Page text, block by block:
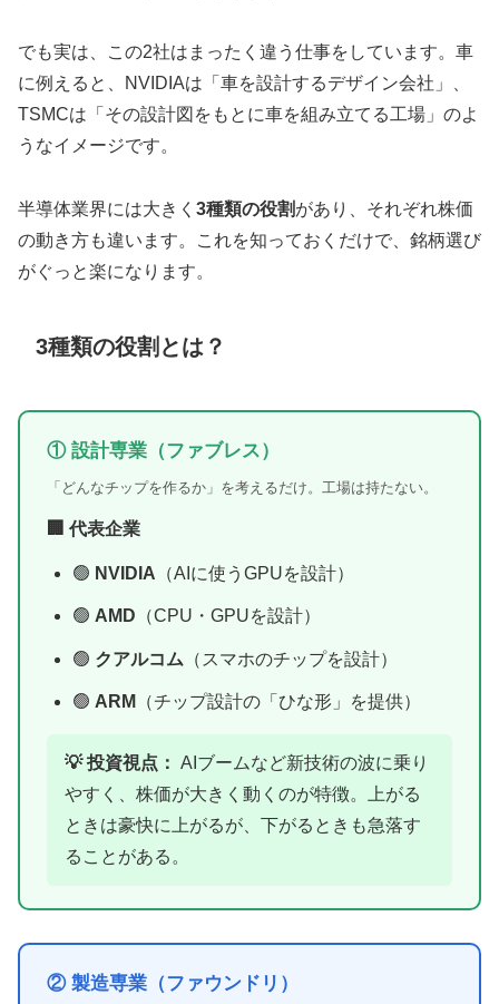
でも実は、この2社はまったく違う仕事をしています。車
に例えると、NVIDIAは「車を設計するデザイン会社」、
TSMCは「その設計図をもとに車を組み立てる工場」のよ
うなイメージです。
半導体業界には大きく 3種類の役割があり、それぞれ株価
の動き方も違います。これを知っておくだけで、銘柄選び
がぐっと楽になります。
3種類の役割とは？
① 設計専業（ファブレス）
「どんなチップを作るか」を考えるだけ。工場は持たない。
🏢 代表企業
🟢 NVIDIA （AIに使うGPUを設計）
🟢 AMD （CPU・GPUを設計）
🟢 クアルコム （スマホのチップを設計）
🟢 ARM （チップ設計の「ひな形」を提供）
💡 投資視点： AIブームなど新技術の波に乗り
やすく、株価が大きく動くのが特徴。上がる
ときは豪快に上がるが、下がるときも急落す
ることがある。
② 製造専業（ファウンドリ）